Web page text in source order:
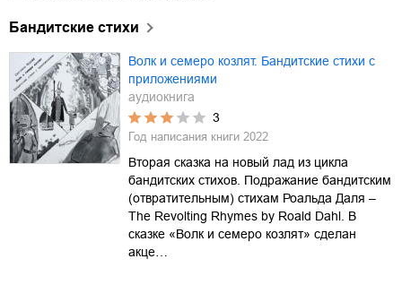
Бандитские стихи
Волк и семеро козлят. Бандитские стихи с
приложениями
аудиокнига
3
Год написания книги 2022
Вторая сказка на новый лад из цикла
бандитских стихов. Подражание бандитским
(отвратительным) стихам Роальда Даля –
The Revolting Rhymes by Roald Dahl. В
сказке «Волк и семеро козлят» сделан
акце…